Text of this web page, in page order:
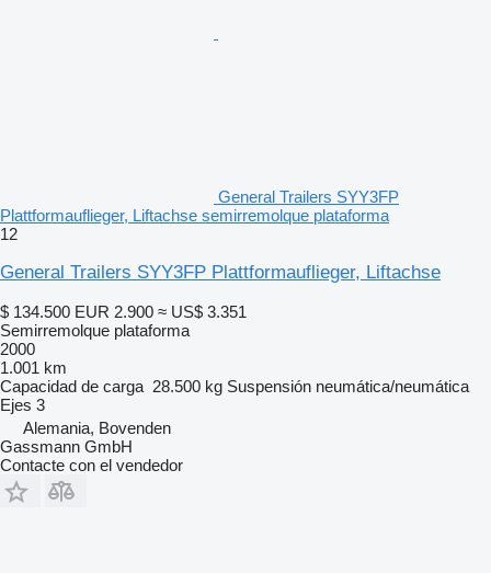
General Trailers SYY3FP
Plattformauflieger, Liftachse semirremolque plataforma
12
General Trailers SYY3FP Plattformauflieger, Liftachse
$ 134.500 EUR 2.900 ≈ US$ 3.351
Semirremolque plataforma
2000
1.001 km
Capacidad de carga 28.500 kg Suspensión neumática/neumática
Ejes 3
Alemania, Bovenden
Gassmann GmbH
Contacte con el vendedor